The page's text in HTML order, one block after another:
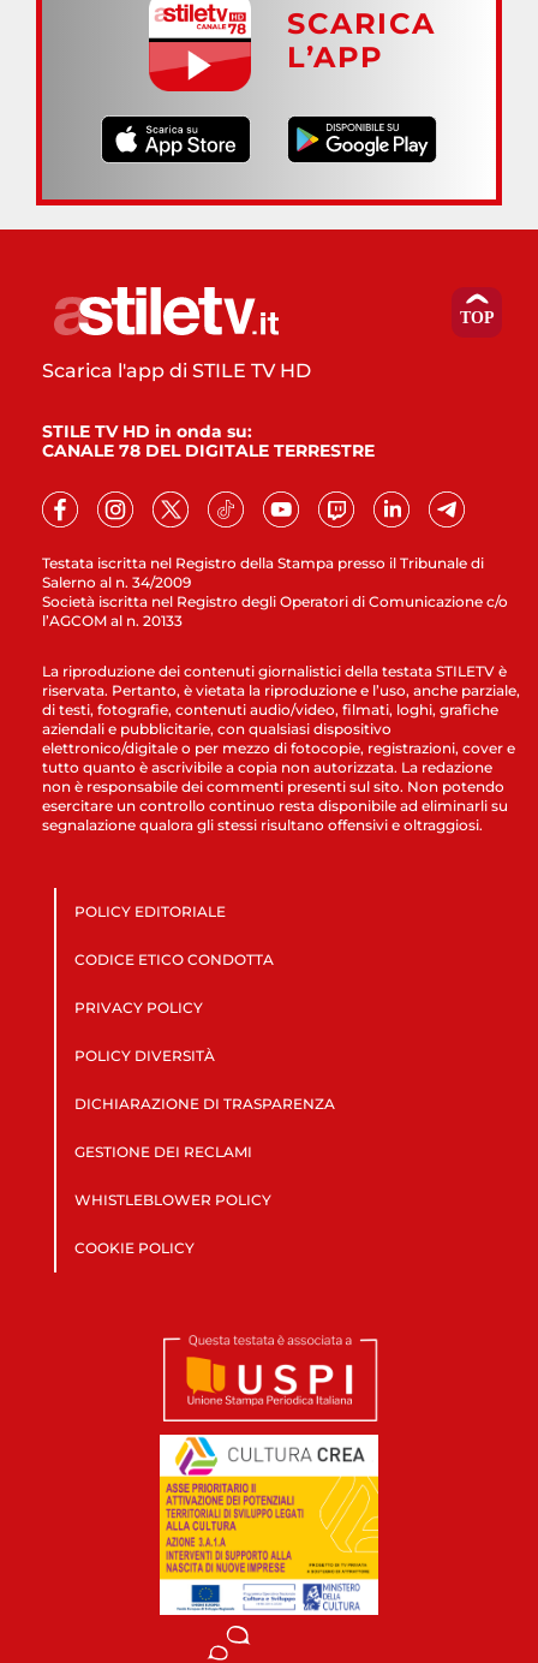
SCARICA
L’APP
Testata iscritta nel Registro della Stampa presso il Tribunale di
Salerno al n. 34/2009
Società iscritta nel Registro degli Operatori di Comunicazione c/o
l’AGCOM al n. 20133
Scarica l'app di STILE TV HD
STILE TV HD in onda su:
CANALE 78 DEL DIGITALE TERRESTRE
La riproduzione dei contenuti giornalistici della testata STILETV è
riservata. Pertanto, è vietata la riproduzione e l’uso, anche parziale,
di testi, fotografie, contenuti audio/video, filmati, loghi, grafiche
aziendali e pubblicitarie, con qualsiasi dispositivo
elettronico/digitale o per mezzo di fotocopie, registrazioni, cover e
tutto quanto è ascrivibile a copia non autorizzata. La redazione
non è responsabile dei commenti presenti sul sito. Non potendo
esercitare un controllo continuo resta disponibile ad eliminarli su
segnalazione qualora gli stessi risultano offensivi e oltraggiosi.
POLICY EDITORIALE
CODICE ETICO CONDOTTA
PRIVACY POLICY
POLICY DIVERSITÀ
DICHIARAZIONE DI TRASPARENZA
GESTIONE DEI RECLAMI
WHISTLEBLOWER POLICY
COOKIE POLICY